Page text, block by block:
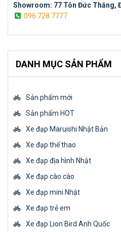
Showroom: 77 Tôn Đức Thắng,
096 728 7777
DANH MỤC SẢN PHẨM
Sản phẩm mới
Sản phẩm HOT
Xe đạp Maruishi Nhật Bản
Xe đạp thể thao
Xe đạp địa hình Nhật
Xe đạp cào cào
Xe đạp mini Nhật
Xe đạp trẻ em
Xe đạp Lion Bird Anh Quốc